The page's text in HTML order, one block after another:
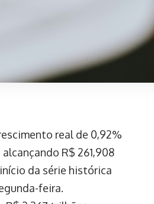
real de 0,92%
R$ 261,908
da série histórica
feira.